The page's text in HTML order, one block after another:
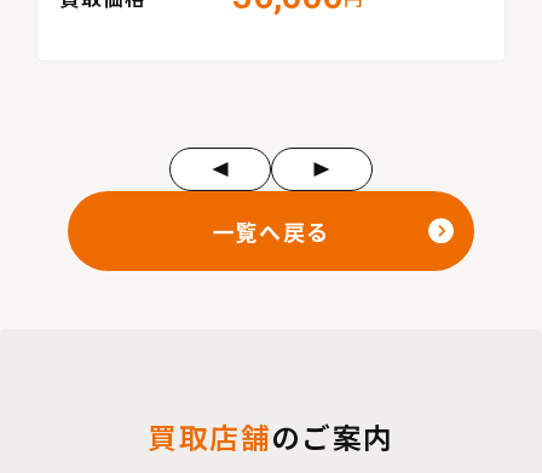
一覧へ戻る
買取店舗のご案内